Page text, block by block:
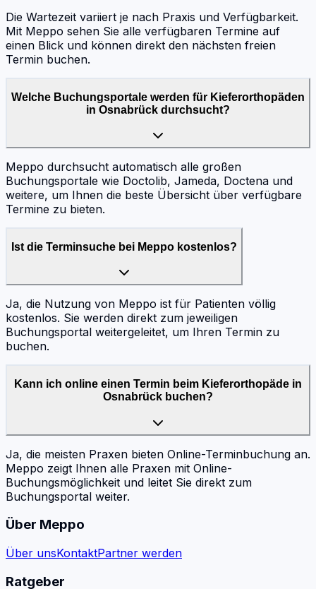
Die Wartezeit variiert je nach Praxis und Verfügbarkeit.
Mit Meppo sehen Sie alle verfügbaren Termine auf
einen Blick und können direkt den nächsten freien
Termin buchen.
Welche Buchungsportale werden für Kieferorthopäden
in Osnabrück durchsucht?
Meppo durchsucht automatisch alle großen
Buchungsportale wie Doctolib, Jameda, Doctena und
weitere, um Ihnen die beste Übersicht über verfügbare
Termine zu bieten.
Ist die Terminsuche bei Meppo kostenlos?
Ja, die Nutzung von Meppo ist für Patienten völlig
kostenlos. Sie werden direkt zum jeweiligen
Buchungsportal weitergeleitet, um Ihren Termin zu
buchen.
Kann ich online einen Termin beim Kieferorthopäde in
Osnabrück buchen?
Ja, die meisten Praxen bieten Online-Terminbuchung an.
Meppo zeigt Ihnen alle Praxen mit Online-
Buchungsmöglichkeit und leitet Sie direkt zum
Buchungsportal weiter.
Über Meppo
Über unsKontaktPartner werden
Ratgeber